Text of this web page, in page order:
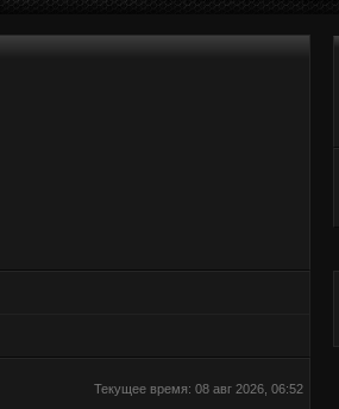
Текущее время: 08 авг 2026, 06:52